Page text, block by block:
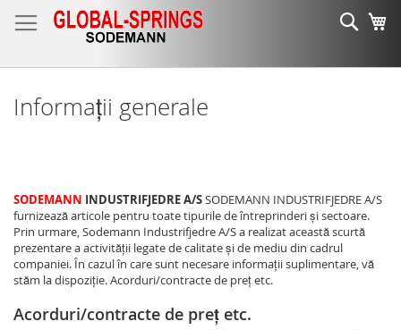
Mergeti
la
Informații generale
SODEMANN INDUSTRIFJEDRE A/SSODEMANN INDUSTRIFJEDRE A/S
furnizează articole pentru toate tipurile de întreprinderi și sectoare.
Prin urmare, Sodemann Industrifjedre A/S a realizat această scurtă
prezentare a activității legate de calitate și de mediu din cadrul
companiei. În cazul în care sunt necesare informații suplimentare, vă
stăm la dispoziție. Acorduri/contracte de preț etc.
Acorduri/contracte de preț etc.